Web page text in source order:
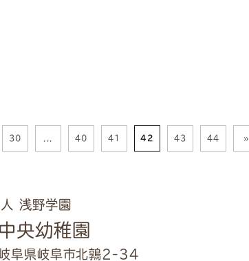
30 40 41 42 43 44 »
浅野学園
央幼稚園
県岐阜市北鶉2-34